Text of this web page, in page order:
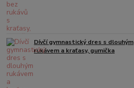
Dívčí gymnastický dres s dlouhým
rukávem a kraťasy, gumička